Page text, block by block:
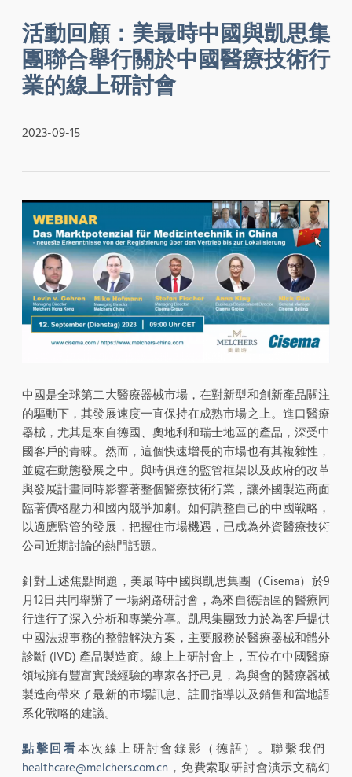
活動回顧：美最時中國與凱思集
團聯合舉行關於中國醫療技術行
業的線上研討會
2023-09-15
中國是全球第二大醫療器械市場，在對新型和創新產品關注
的驅動下，其發展速度一直保持在成熟市場之上。進口醫療
器械，尤其是來自德國、奧地利和瑞士地區的產品，深受中
國客戶的青睞。然而，這個快速增長的市場也有其複雜性，
並處在動態發展之中。與時俱進的監管框架以及政府的改革
與發展計畫同時影響著整個醫療技術行業，讓外國製造商面
臨著價格壓力和國內競爭加劇。如何調整自己的中國戰略，
以適應監管的發展，把握住市場機遇，已成為外資醫療技術
公司近期討論的熱門話題。
針對上述焦點問題，美最時中國與凱思集團（Cisema）於9
月12日共同舉辦了一場網路研討會，為來自德語區的醫療同
行進行了深入分析和專業分享。凱思集團致力於為客戶提供
中國法規事務的整體解決方案，主要服務於醫療器械和體外
診斷 (IVD) 產品製造商。線上上研討會上，五位在中國醫療
領域擁有豐富實踐經驗的專家各抒己見，為與會的醫療器械
製造商帶來了最新的市場訊息、註冊指導以及銷售和當地語
系化戰略的建議。
點擊回看本次線上研討會錄影（德語）。聯繫我們
healthcare@melchers.com.cn ，免費索取研討會演示文稿幻